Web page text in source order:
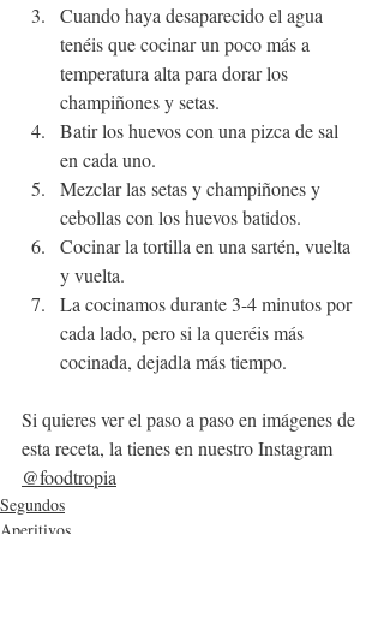
Cuando haya desaparecido el agua
tenéis que cocinar un poco más a
temperatura alta para dorar los
champiñones y setas.
Batir los huevos con una pizca de sal
en cada uno.
Mezclar las setas y champiñones y
cebollas con los huevos batidos.
Cocinar la tortilla en una sartén, vuelta
y vuelta.
La cocinamos durante 3-4 minutos por
cada lado, pero si la queréis más
cocinada, dejadla más tiempo.
Si quieres ver el paso a paso en imágenes de
esta receta, la tienes en nuestro Instagram
@foodtropia
Segundos
Aperitivos